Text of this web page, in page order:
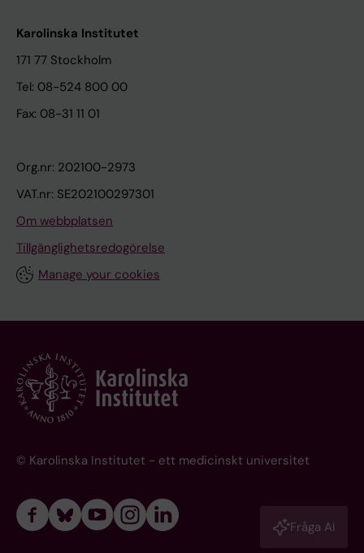
Karolinska Institutet
171 77 Stockholm
Tel: 08-524 800 00
Fax: 08-31 11 01
Org.nr: 202100-2973
VAT.nr: SE202100297301
Om webbplatsen
Tillgänglighetsredogörelse
Manage your cookies
© Karolinska Institutet - ett medicinskt universitet
Fråga AI